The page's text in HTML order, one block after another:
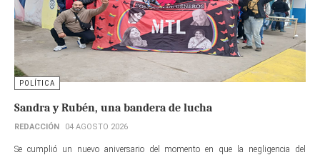
POLÍTICA
Sandra y Rubén, una bandera de lucha
REDACCIÓN 04 AGOSTO 2026
Se cumplió un nuevo aniversario del momento en que la negligencia del